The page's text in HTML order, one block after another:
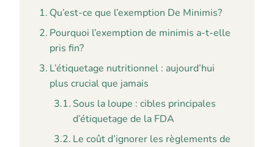
Qu’est-ce que l’exemption De Minimis?
Pourquoi l’exemption de minimis a-t-elle
pris fin?
L’étiquetage nutritionnel : aujourd’hui
plus crucial que jamais
Sous la loupe : cibles principales
d’étiquetage de la FDA
Le coût d’ignorer les règlements de